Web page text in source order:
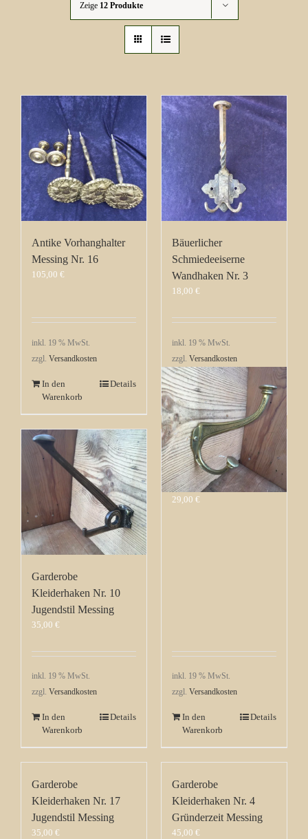
Zeige 12 Produkte
Antike Vorhanghalter
Messing Nr. 16
105,00 €
inkl. 19 % MwSt.
zzgl. Versandkosten
In den
Warenkorb
Details
Bäuerlicher
Schmiedeeiserne
Wandhaken Nr. 3
18,00 €
inkl. 19 % MwSt.
zzgl. Versandkosten
In den
Warenkorb
Details
Garderobe
Kleiderhaken Nr. 10
Jugendstil Messing
35,00 €
inkl. 19 % MwSt.
zzgl. Versandkosten
In den
Warenkorb
Details
Garderobe
Kleiderhaken Nr. 11
Jugendstil Messing
29,00 €
inkl. 19 % MwSt.
zzgl. Versandkosten
In den
Warenkorb
Details
Garderobe
Kleiderhaken Nr. 17
Jugendstil Messing
35,00 €
Garderobe
Kleiderhaken Nr. 4
Gründerzeit Messing
45,00 €